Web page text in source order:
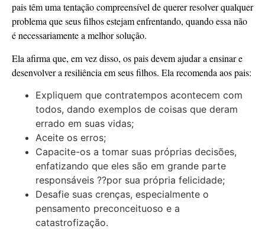
pais têm uma tentação compreensível de querer resolver qualquer
problema que seus filhos estejam enfrentando, quando essa não
é necessariamente a melhor solução.
Ela afirma que, em vez disso, os pais devem ajudar a ensinar e
desenvolver a resiliência em seus filhos. Ela recomenda aos pais:
Expliquem que contratempos acontecem com
todos, dando exemplos de coisas que deram
errado em suas vidas;
Aceite os erros;
Capacite-os a tomar suas próprias decisões,
enfatizando que eles são em grande parte
responsáveis ??por sua própria felicidade;
Desafie suas crenças, especialmente o
pensamento preconceituoso e a
catastrofização.